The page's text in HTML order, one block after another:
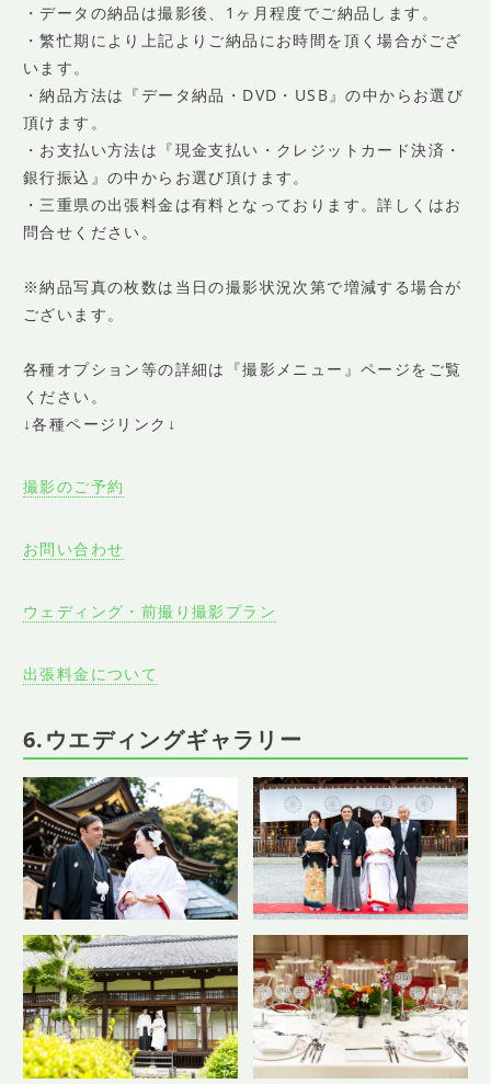
・データの納品は撮影後、1ヶ月程度でご納品します。
・繁忙期により上記よりご納品にお時間を頂く場合がござ
います。
・納品方法は『データ納品・DVD・USB』の中からお選び
頂けます。
・お支払い方法は『現金支払い・クレジットカード決済・
銀行振込』の中からお選び頂けます。
・三重県の出張料金は有料となっております。詳しくはお
問合せください。
※納品写真の枚数は当日の撮影状況次第で増減する場合が
ございます。
各種オプション等の詳細は『撮影メニュー』ページをご覧
ください。
↓各種ページリンク↓
撮影のご予約
お問い合わせ
ウェディング・前撮り撮影プラン
出張料金について
6.ウエディングギャラリー